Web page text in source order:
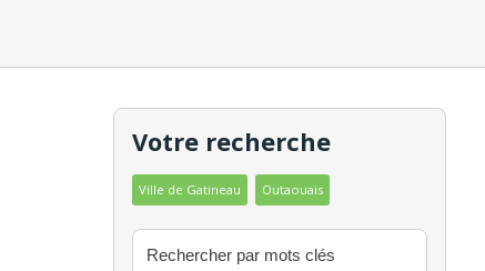
Votre recherche
Ville de Gatineau Outaouais